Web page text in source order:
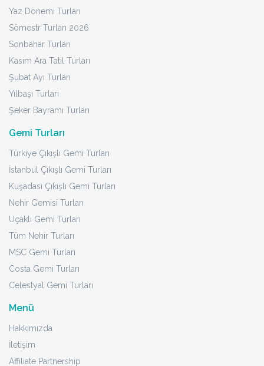
Yaz Dönemi Turları
Sömestr Turları 2026
Sonbahar Turları
Kasım Ara Tatil Turları
Şubat Ayı Turları
Yılbaşı Turları
Şeker Bayramı Turları
Gemi Turları
Türkiye Çıkışlı Gemi Turları
İstanbul Çıkışlı Gemi Turları
Kuşadası Çıkışlı Gemi Turları
Nehir Gemisi Turları
Uçaklı Gemi Turları
Tüm Nehir Turları
MSC Gemi Turları
Costa Gemi Turları
Celestyal Gemi Turları
Menü
Hakkımızda
İletişim
Affiliate Partnership